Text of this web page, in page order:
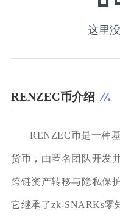
RENZEC币介绍
RENZEC币是一种
货币，由匿名团队开发
跨链资产转移与隐私保
它继承了zk-SNARKs零